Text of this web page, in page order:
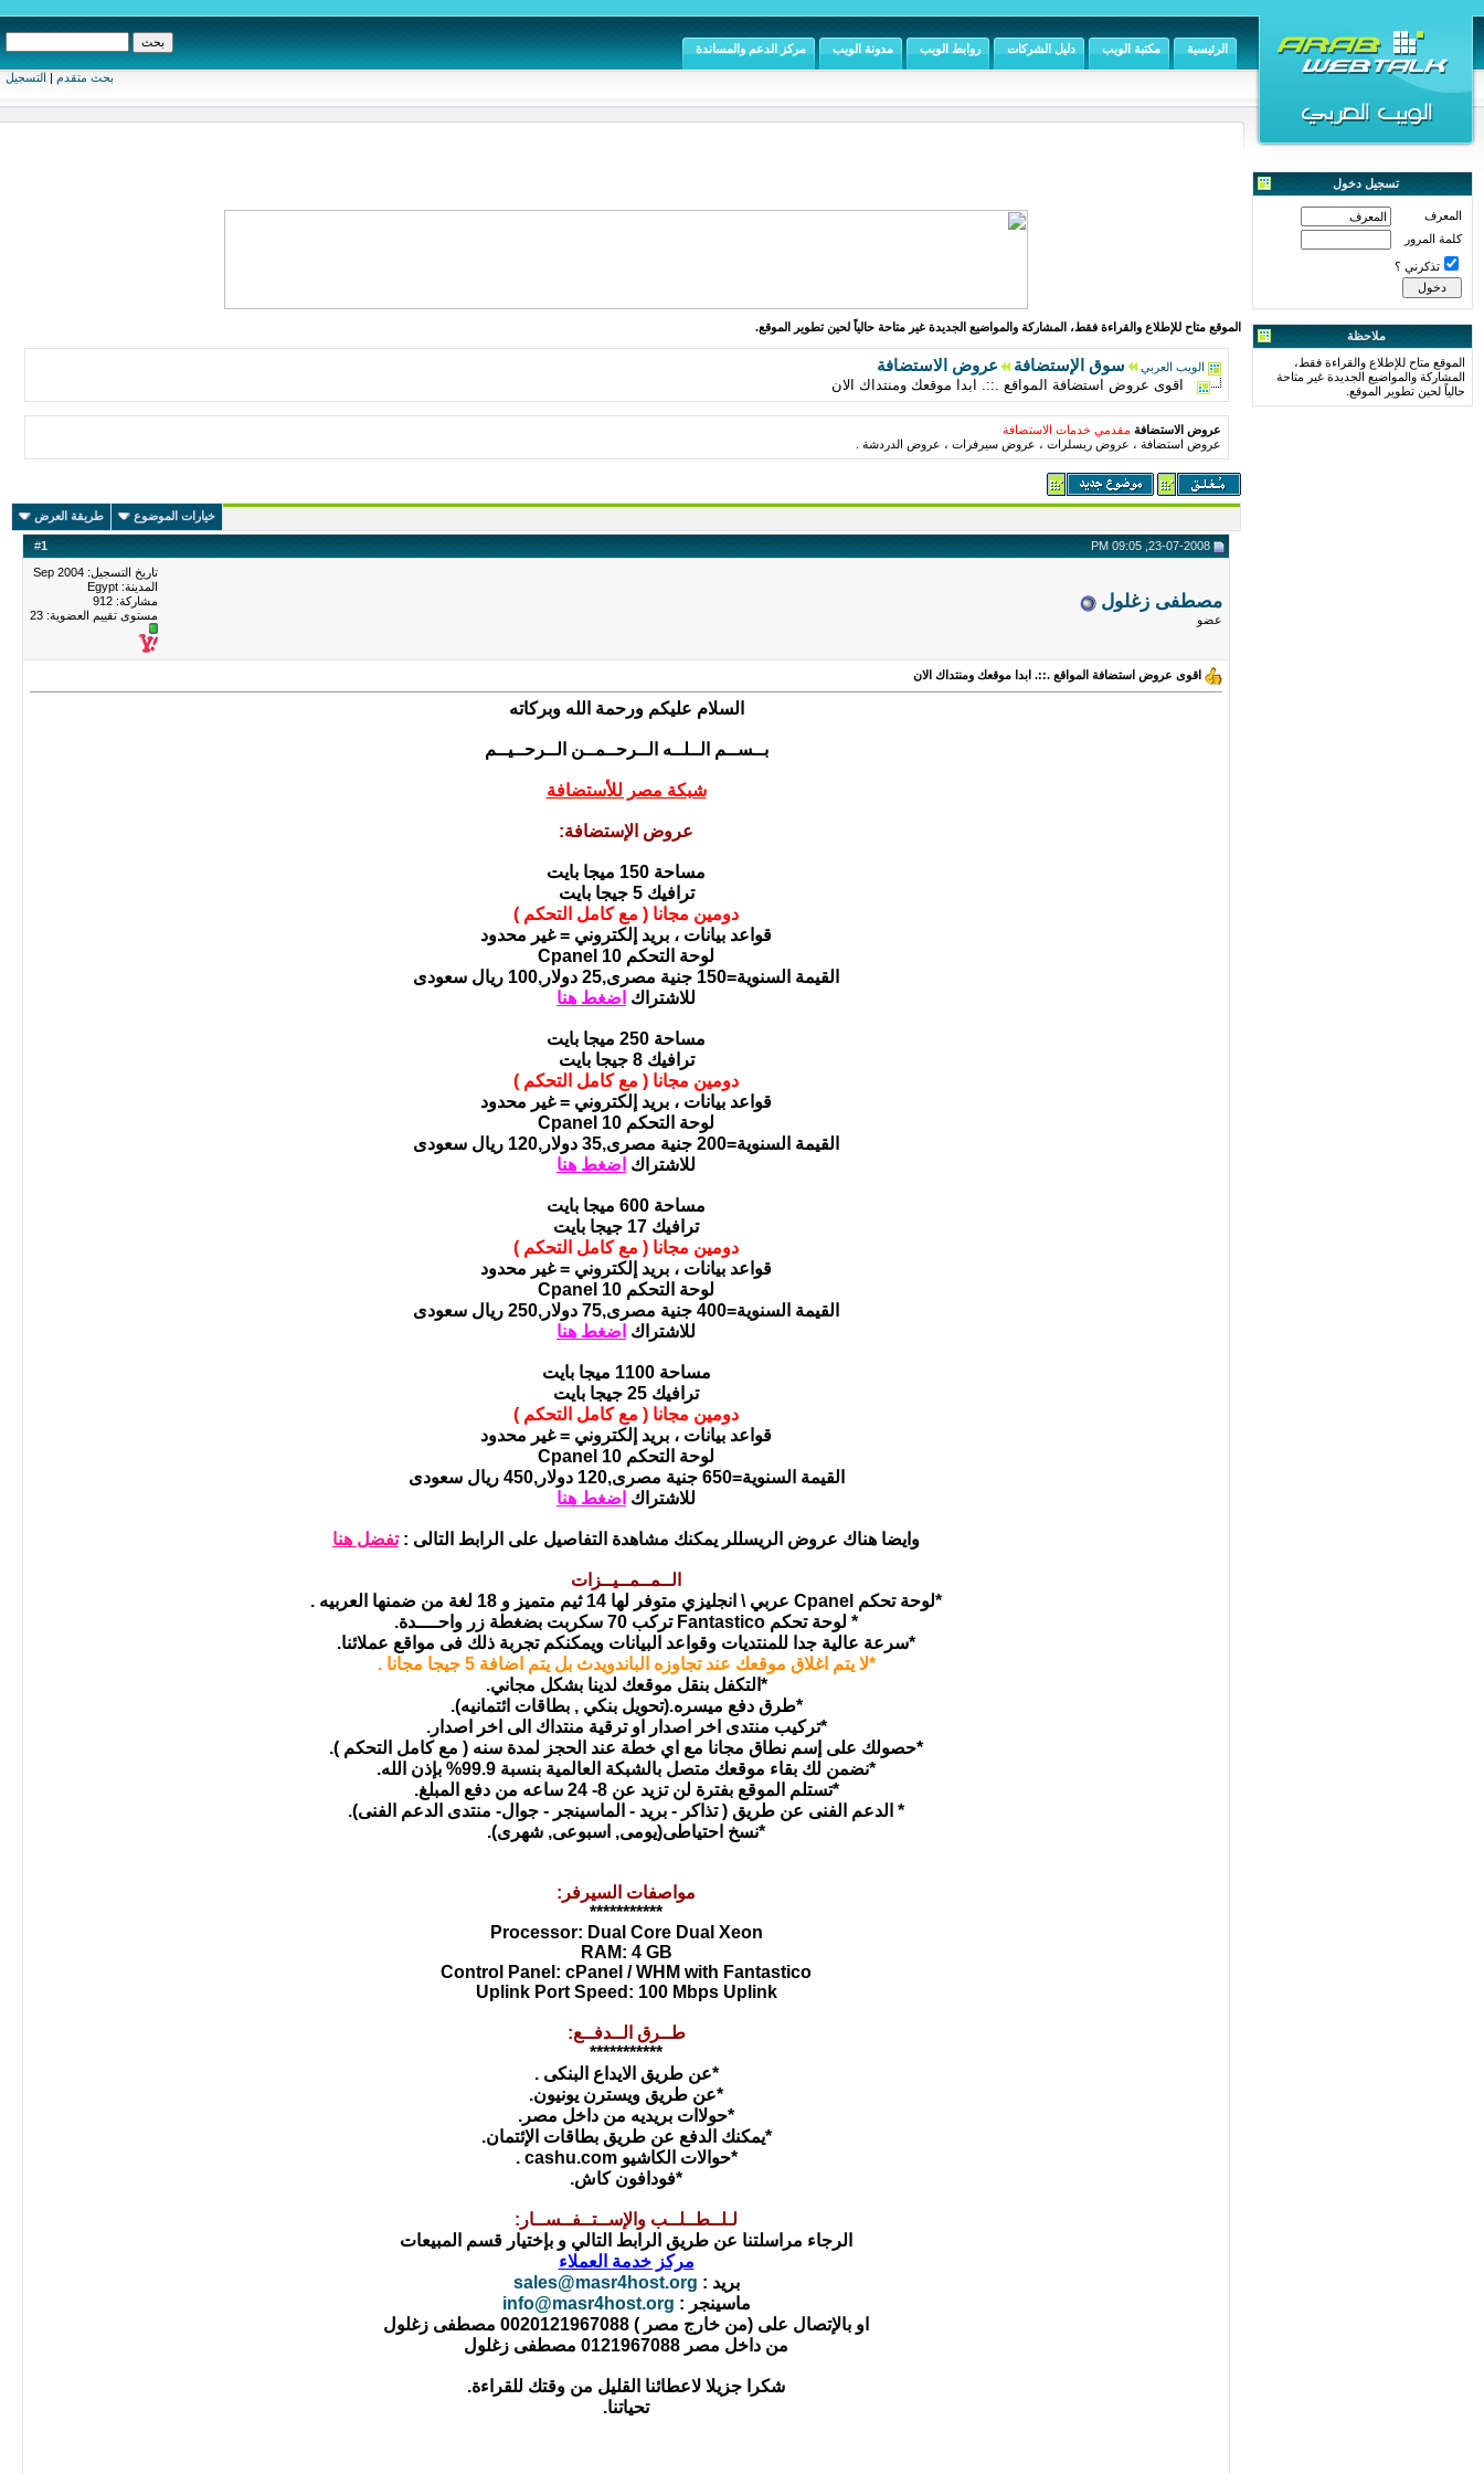
بحث متقدم | التسجيل
الرئيسية مكتبة الويب دليل الشركات روابط الويب مدونة الويب مركز الدعم والمساندة
تسجيل دخول
المعرف
كلمة المرور
تذكرني ؟
ملاحظة
الموقع متاح للإطلاع والقراءة فقط،
المشاركة والمواضيع الجديدة غير متاحة
حالياً لحين تطوير الموقع.
الموقع متاح للإطلاع والقراءة فقط، المشاركة والمواضيع الجديدة غير متاحة حالياً لحين تطوير الموقع.
الويب العربي سوق الإستضافة عروض الاستضافة
اقوى عروض استضافة المواقع .::. ابدا موقعك ومنتداك الان
عروض الاستضافة مقدمي خدمات الاستضافة
عروض استضافة ، عروض ريسلرات ، عروض سيرفرات ، عروض الدردشة .
خيارات الموضوع طريقة العرض
#1
مصطفى زغلول
عضو
تاريخ التسجيل: Sep 2004
المدينة: Egypt
مشاركة: 912
مستوى تقييم العضوية: 23
اقوى عروض استضافة المواقع .::. ابدا موقعك ومنتداك الان
السلام عليكم ورحمة الله وبركاته
بــســم الــلــه الــرحــمــن الــرحــيــم
شبكة مصر للأستضافة
عروض الإستضافة:
مساحة 150 ميجا بايت
ترافيك 5 جيجا بايت
دومين مجانا ( مع كامل التحكم )
قواعد بيانات ، بريد إلكتروني = غير محدود
لوحة التحكم Cpanel 10
القيمة السنوية=150 جنية مصرى,25 دولار,100 ريال سعودى
للاشتراك اضغط هنا
مساحة 250 ميجا بايت
ترافيك 8 جيجا بايت
دومين مجانا ( مع كامل التحكم )
قواعد بيانات ، بريد إلكتروني = غير محدود
لوحة التحكم Cpanel 10
القيمة السنوية=200 جنية مصرى,35 دولار,120 ريال سعودى
للاشتراك اضغط هنا
مساحة 600 ميجا بايت
ترافيك 17 جيجا بايت
دومين مجانا ( مع كامل التحكم )
قواعد بيانات ، بريد إلكتروني = غير محدود
لوحة التحكم Cpanel 10
القيمة السنوية=400 جنية مصرى,75 دولار,250 ريال سعودى
للاشتراك اضغط هنا
مساحة 1100 ميجا بايت
ترافيك 25 جيجا بايت
دومين مجانا ( مع كامل التحكم )
قواعد بيانات ، بريد إلكتروني = غير محدود
لوحة التحكم Cpanel 10
القيمة السنوية=650 جنية مصرى,120 دولار,450 ريال سعودى
للاشتراك اضغط هنا
وايضا هناك عروض الريسللر يمكنك مشاهدة التفاصيل على الرابط التالى :تفضل هنا
الــمــمــيــزات
*لوحة تحكم Cpanel عربي \ انجليزي متوفر لها 14 ثيم متميز و 18 لغة من ضمنها العربيه .
* لوحة تحكم Fantastico تركب 70 سكربت بضغطة زر واحــــدة.
*سرعة عالية جدا للمنتديات وقواعد البيانات ويمكنكم تجربة ذلك فى مواقع عملائنا.
*لا يتم اغلاق موقعك عند تجاوزه الباندويدث بل يتم اضافة 5 جيجا مجانا .
*التكفل بنقل موقعك لدينا بشكل مجاني.
*طرق دفع ميسره.(تحويل بنكي , بطاقات ائتمانيه).
*تركيب منتدى اخر اصدار او ترقية منتداك الى اخر اصدار.
*حصولك على إسم نطاق مجانا مع اي خطة عند الحجز لمدة سنه ( مع كامل التحكم ).
*نضمن لك بقاء موقعك متصل بالشبكة العالمية بنسبة 99.9% بإذن الله.
*تستلم الموقع بفترة لن تزيد عن 8- 24 ساعه من دفع المبلغ.
* الدعم الفنى عن طريق ( تذاكر - بريد - الماسينجر - جوال- منتدى الدعم الفنى).
*نسخ احتياطى(يومى, اسبوعى, شهرى).
مواصفات السيرفر:
***********
Processor: Dual Core Dual Xeon
RAM: 4 GB
Control Panel: cPanel / WHM with Fantastico
Uplink Port Speed: 100 Mbps Uplink
طــرق الــدفــع:
***********
*عن طريق الايداع البنكى .
*عن طريق ويسترن يونيون.
*حولاات بريديه من داخل مصر.
*يمكنك الدفع عن طريق بطاقات الإئتمان.
*حوالات الكاشيو cashu.com .
*فودافون كاش.
لـلــطــلــب والإســتــفــســار:
الرجاء مراسلتنا عن طريق الرابط التالي و بإختيار قسم المبيعات
مركز خدمة العملاء
بريد : sales@masr4host.org
ماسينجر : info@masr4host.org
او بالإتصال على (من خارج مصر ) 0020121967088 مصطفى زغلول
من داخل مصر 0121967088 مصطفى زغلول
شكرا جزيلا لاعطائنا القليل من وقتك للقراءة.
تحياتنا.